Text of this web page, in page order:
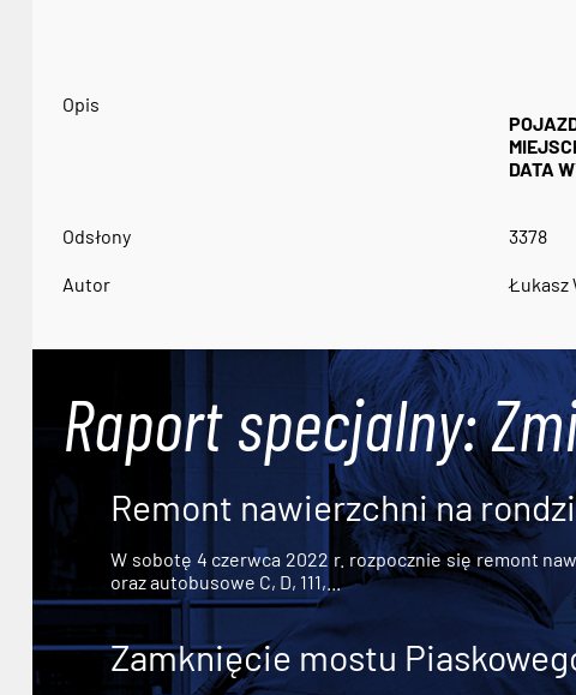
Opis
DATA
Odsłony 3378
Autor Łukasz
Raport specjalny:
Remont nawierzchni na
W sobotę 4 czerwca 2022 r. rozpocznie się remont
oraz autobusowe C, D, 111,...
Zamknięcie mostu